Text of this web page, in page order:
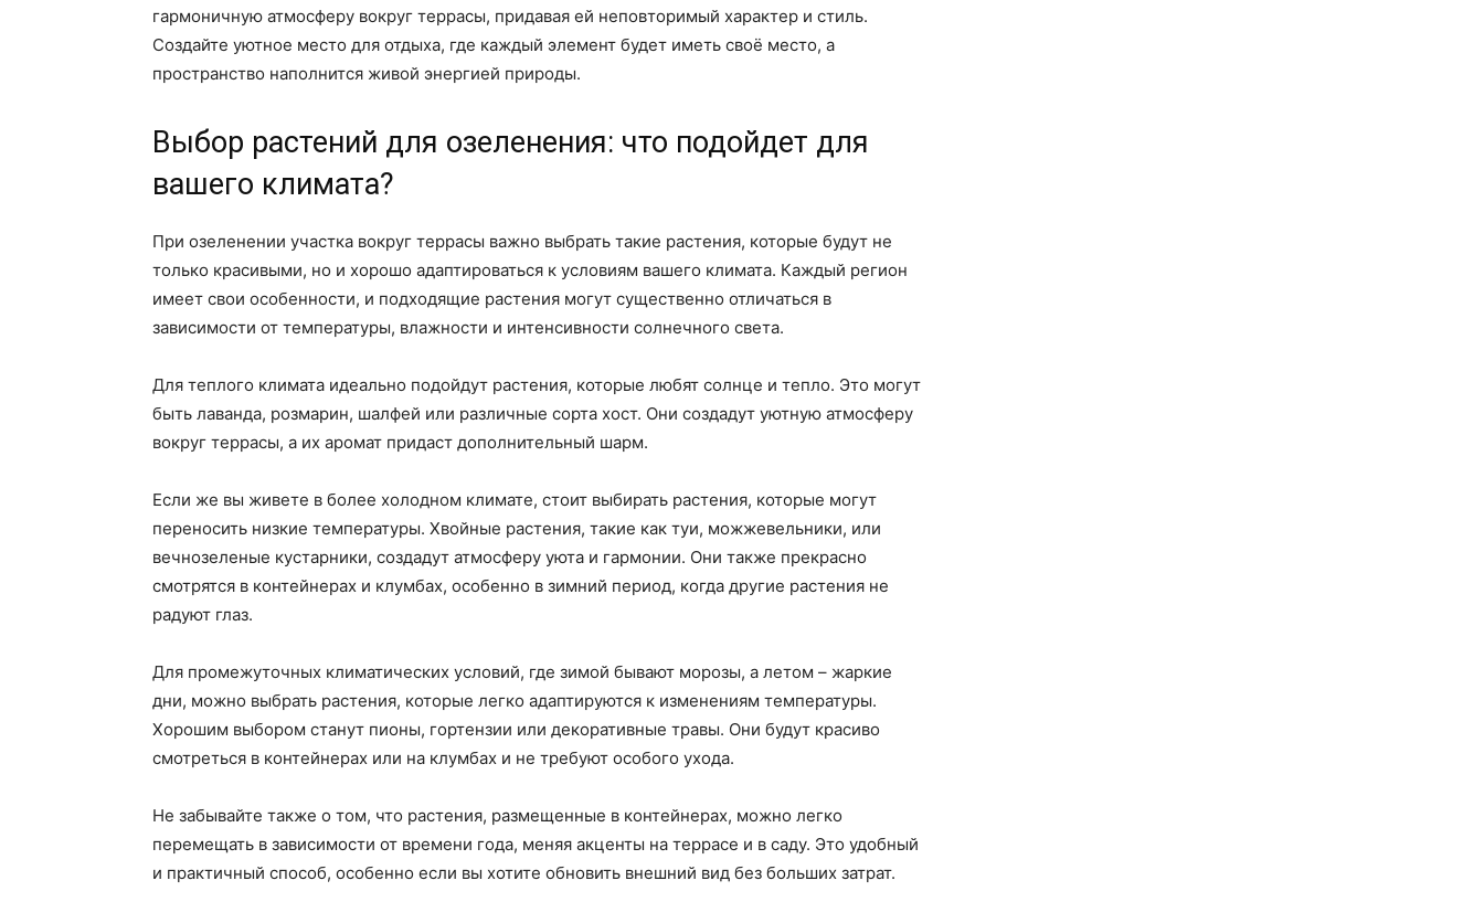
гармоничную атмосферу вокруг террасы, придавая ей неповторимый характер и стиль.
Создайте уютное место для отдыха, где каждый элемент будет иметь своё место, а
пространство наполнится живой энергией природы.
Выбор растений для озеленения: что подойдет для
вашего климата?
При озеленении участка вокруг террасы важно выбрать такие растения, которые будут не
только красивыми, но и хорошо адаптироваться к условиям вашего климата. Каждый регион
имеет свои особенности, и подходящие растения могут существенно отличаться в
зависимости от температуры, влажности и интенсивности солнечного света.
Для теплого климата идеально подойдут растения, которые любят солнце и тепло. Это могут
быть лаванда, розмарин, шалфей или различные сорта хост. Они создадут уютную атмосферу
вокруг террасы, а их аромат придаст дополнительный шарм.
Если же вы живете в более холодном климате, стоит выбирать растения, которые могут
переносить низкие температуры. Хвойные растения, такие как туи, можжевельники, или
вечнозеленые кустарники, создадут атмосферу уюта и гармонии. Они также прекрасно
смотрятся в контейнерах и клумбах, особенно в зимний период, когда другие растения не
радуют глаз.
Для промежуточных климатических условий, где зимой бывают морозы, а летом – жаркие
дни, можно выбрать растения, которые легко адаптируются к изменениям температуры.
Хорошим выбором станут пионы, гортензии или декоративные травы. Они будут красиво
смотреться в контейнерах или на клумбах и не требуют особого ухода.
Не забывайте также о том, что растения, размещенные в контейнерах, можно легко
перемещать в зависимости от времени года, меняя акценты на террасе и в саду. Это удобный
и практичный способ, особенно если вы хотите обновить внешний вид без больших затрат.